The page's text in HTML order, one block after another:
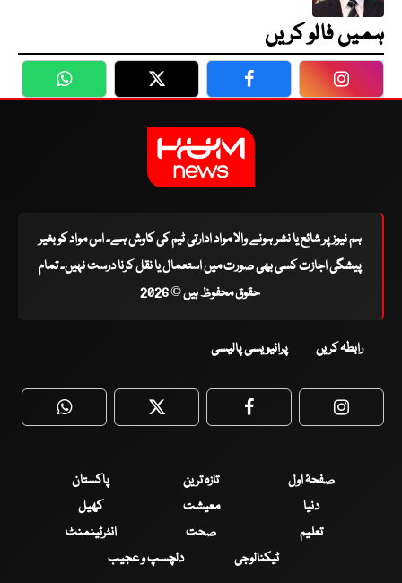
ہمیں فالو کریں
WhatsApp Twitter Facebook
ہم نیوز پر شائع یا نشر ہونے والا مواد ادارتی ٹیم کی کاوش ہے۔ اس مواد کو بغیر
پیشگی اجازت کسی بھی صورت میں استعمال یا نقل کرنا درست نہیں۔ تمام
حقوق محفوظ ہیں © 2026
رابطہ کریں پرائیویسی پالیسی
WhatsApp Twitter Facebook
صفحۂ اول تازہ ترین
پاکستان
دنیا
معیشت
کھیل
تعلیم
صحت
انٹرٹینمنٹ
ٹیکنالوجی
دلچسپ و عجیب